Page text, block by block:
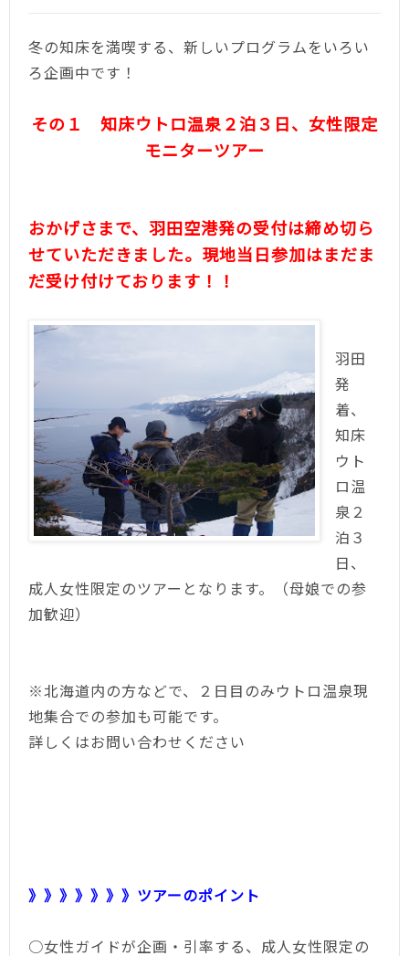
冬の知床を満喫する、新しいプログラムをいろい
ろ企画中です！
その１ 知床ウトロ温泉２泊３日、 女性限定
モニターツアー
おかげさまで、羽田空港発の受付は締め切ら
せていただきました。 現地当日参加はまだま
だ受け付けております！！
羽田
発
着、
知床
ウト
ロ温
泉２
泊３
日、
成人女性限定のツアーとなります。（母娘での参
加歓迎）
※北海道内の方などで、２日目のみウトロ温泉現
地集合での参加も可能です。
詳しくはお問い合わせください
》》》》》》》ツアーのポイント
○女性ガイドが企画・引率する、成人女性限定の